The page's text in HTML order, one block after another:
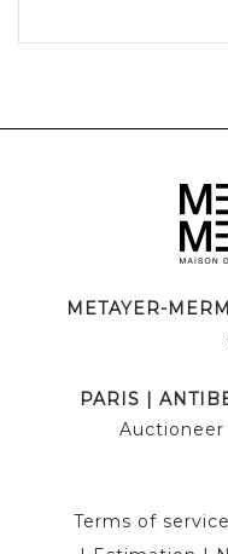
METAYER-
PARIS |
Auctioneer
Terms of